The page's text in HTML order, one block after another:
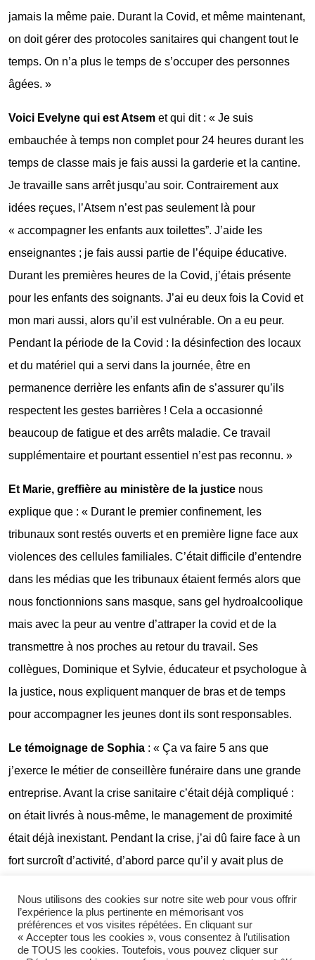
jamais la même paie. Durant la Covid, et même maintenant,
on doit gérer des protocoles sanitaires qui changent tout le
temps. On n’a plus le temps de s’occuper des personnes
âgées. »
Voici Evelyne qui est Atsem et qui dit : « Je suis
embauchée à temps non complet pour 24 heures durant les
temps de classe mais je fais aussi la garderie et la cantine.
Je travaille sans arrêt jusqu’au soir. Contrairement aux
idées reçues, l’Atsem n’est pas seulement là pour
« accompagner les enfants aux toilettes”. J’aide les
enseignantes ; je fais aussi partie de l’équipe éducative.
Durant les premières heures de la Covid, j’étais présente
pour les enfants des soignants. J’ai eu deux fois la Covid et
mon mari aussi, alors qu’il est vulnérable. On a eu peur.
Pendant la période de la Covid : la désinfection des locaux
et du matériel qui a servi dans la journée, être en
permanence derrière les enfants afin de s’assurer qu’ils
respectent les gestes barrières ! Cela a occasionné
beaucoup de fatigue et des arrêts maladie. Ce travail
supplémentaire et pourtant essentiel n’est pas reconnu. »
Et Marie, greffière au ministère de la justice nous
explique que : « Durant le premier confinement, les
tribunaux sont restés ouverts et en première ligne face aux
violences des cellules familiales. C’était difficile d’entendre
dans les médias que les tribunaux étaient fermés alors que
nous fonctionnions sans masque, sans gel hydroalcoolique
mais avec la peur au ventre d’attraper la covid et de la
transmettre à nos proches au retour du travail. Ses
collègues, Dominique et Sylvie, éducateur et psychologue à
la justice, nous expliquent manquer de bras et de temps
pour accompagner les jeunes dont ils sont responsables.
Le témoignage de Sophia : « Ça va faire 5 ans que
j’exerce le métier de conseillère funéraire dans une grande
entreprise. Avant la crise sanitaire c’était déjà compliqué :
on était livrés à nous-même, le management de proximité
était déjà inexistant. Pendant la crise, j’ai dû faire face à un
fort surcroît d’activité, d’abord parce qu’il y avait plus de
toute seule l’agence du fait de l’absence de mes collègues.
On m’a aussi imposé de nombreux remplacements dans
une agence très éloignée de mon domicile et de mon lieu
Nous utilisons des cookies sur notre site web pour vous offrir
l’expérience la plus pertinente en mémorisant vos
préférences et vos visites répétées. En cliquant sur
« Accepter tous les cookies », vous consentez à l’utilisation
de TOUS les cookies. Toutefois, vous pouvez cliquer sur